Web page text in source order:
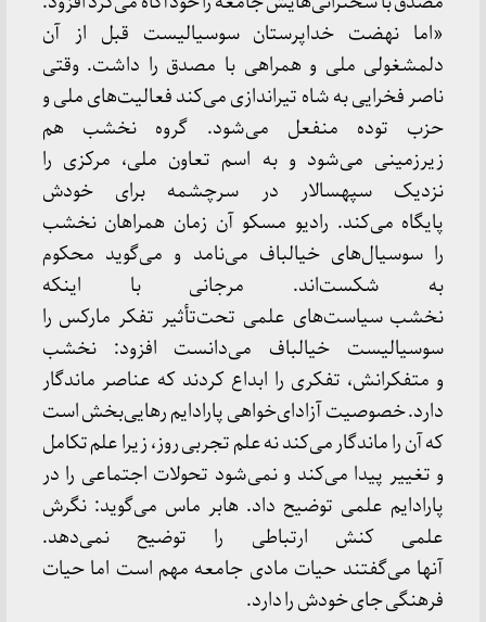
«اما نهضت خداپرستان سوسیالیست قبل از آن
دلمشغولی ملی و همراهی با مصدق را داشت. وقتی
ناصر فخرایی به شاه تیراندازی می‌کند فعالیت‌های ملی و
حزب توده منفعل می‌شود. گروه نخشب هم
زیرزمینی می‌شود و به اسم تعاون ملی، مرکزی را
نزدیک سپهسالار در سرچشمه برای خودش
پایگاه می‌کند. رادیو مسکو آن زمان همراهان نخشب
را سوسیال‌های خیالباف می‌نامد و می‌گوید محکوم
به شکست‌اند. مرجانی با اینکه
نخشب سیاست‌های علمی تحت‌تأثیر تفکر مارکس را
سوسیالیست خیالباف می‌دانست افزود: نخشب
و متفکرانش، تفکری را ابداع کردند که عناصر ماندگار
دارد. خصوصیت آزادای‌خواهی پارادایم رهایی‌بخش است
که آن را ماندگار می‌کند نه علم تجربی روز، زیرا علم تکامل
و تغییر پیدا می‌کند و نمی‌شود تحولات اجتماعی را در
پارادایم علمی توضیح داد. هابر ماس می‌گوید: نگرش
علمی کنش ارتباطی را توضیح نمی‌دهد.
آنها می‌گفتند حیات مادی جامعه مهم است اما حیات
فرهنگی جای خودش را دارد.